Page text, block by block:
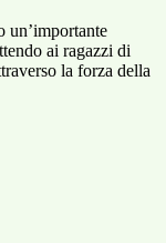
un’importante
ai ragazzi di
la forza della